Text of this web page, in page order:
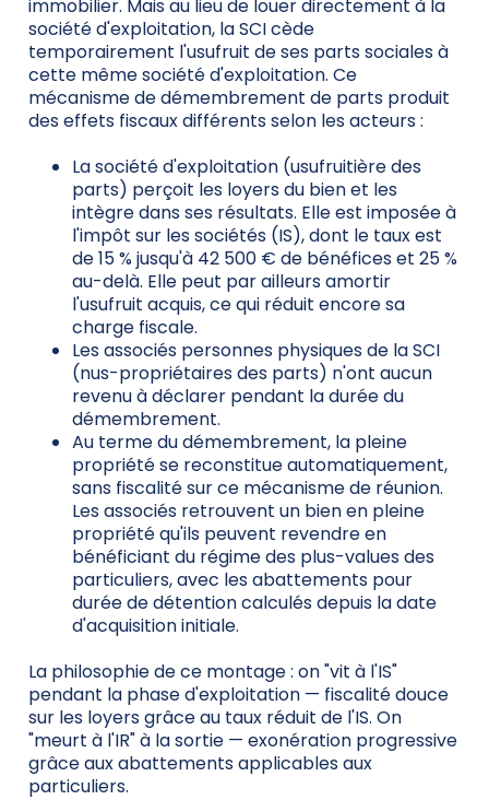
immobilier. Mais au lieu de louer directement à la
société d'exploitation, la SCI cède
temporairement l'usufruit de ses parts sociales à
cette même société d'exploitation. Ce
mécanisme de démembrement de parts produit
des effets fiscaux différents selon les acteurs :
La société d'exploitation (usufruitière des
parts) perçoit les loyers du bien et les
intègre dans ses résultats. Elle est imposée à
l'impôt sur les sociétés (IS), dont le taux est
de 15 % jusqu'à 42 500 € de bénéfices et 25 %
au-delà. Elle peut par ailleurs amortir
l'usufruit acquis, ce qui réduit encore sa
charge fiscale.
Les associés personnes physiques de la SCI
(nus-propriétaires des parts) n'ont aucun
revenu à déclarer pendant la durée du
démembrement.
Au terme du démembrement, la pleine
propriété se reconstitue automatiquement,
sans fiscalité sur ce mécanisme de réunion.
Les associés retrouvent un bien en pleine
propriété qu'ils peuvent revendre en
bénéficiant du régime des plus-values des
particuliers, avec les abattements pour
durée de détention calculés depuis la date
d'acquisition initiale.
La philosophie de ce montage : on "vit à l'IS"
pendant la phase d'exploitation — fiscalité douce
sur les loyers grâce au taux réduit de l'IS. On
"meurt à l'IR" à la sortie — exonération progressive
grâce aux abattements applicables aux
particuliers.